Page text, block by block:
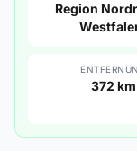
Region
372 km